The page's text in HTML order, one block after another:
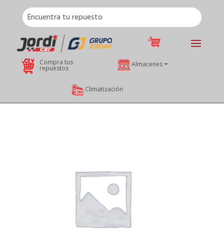
Compra tus
repuestos Almacenes
Climatización